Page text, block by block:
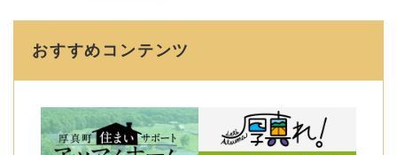
おすすめコンテンツ